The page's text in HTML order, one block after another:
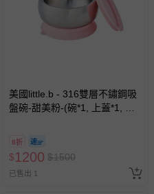
退貨及商品運送方式等有疑
心
購，遇缺貨即會通知媽咪並協
取消事宜，並將提供適當補
美國little.b - 316雙層不鏽鋼吸
盤碗-甜美粉-(碗*1, 上蓋*1, 吸
8折
$1200 $1500
已售出 1